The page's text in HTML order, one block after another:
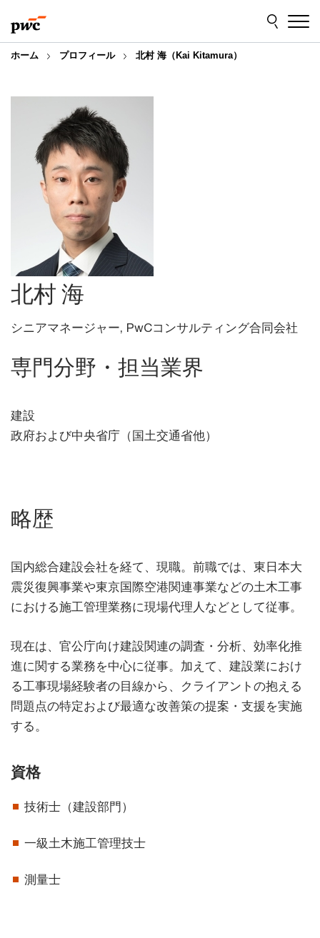
to
content
to
footer
ホーム プロフィール 北村 海（Kai Kitamura）
北村 海
シニアマネージャー, PwCコンサルティング合同会社
専門分野・担当業界
建設
政府および中央省庁（国土交通省他）
略歴
国内総合建設会社を経て、現職。前職では、東日本大
震災復興事業や東京国際空港関連事業などの土木工事
における施工管理業務に現場代理人などとして従事。
現在は、官公庁向け建設関連の調査・分析、効率化推
進に関する業務を中心に従事。加えて、建設業におけ
る工事現場経験者の目線から、クライアントの抱える
問題点の特定および最適な改善策の提案・支援を実施
する。
資格
技術士（建設部門）
一級土木施工管理技士
測量士